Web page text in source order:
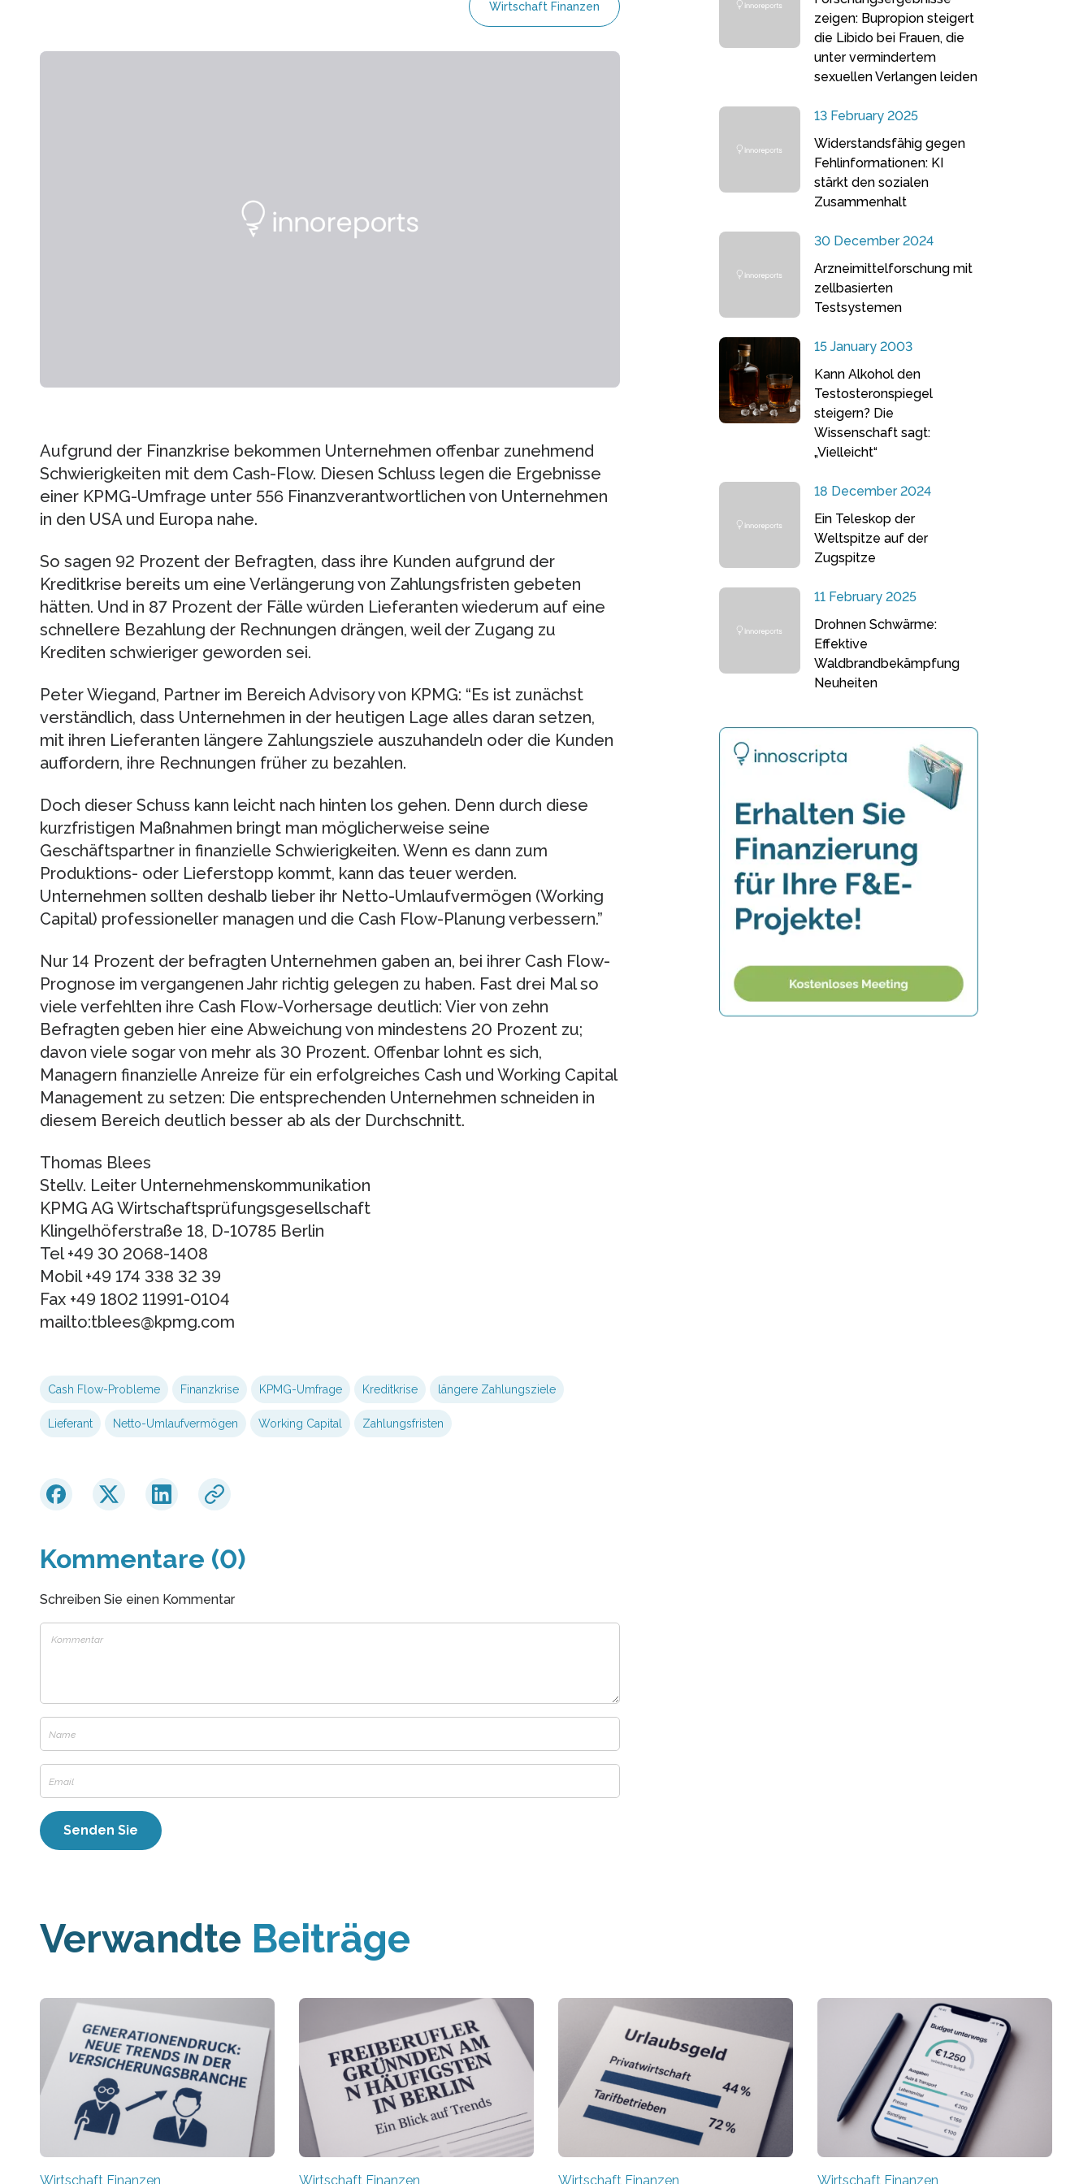
Wirtschaft Finanzen
Aufgrund der Finanzkrise bekommen Unternehmen offenbar zunehmend
Schwierigkeiten mit dem Cash-Flow. Diesen Schluss legen die Ergebnisse
einer KPMG-Umfrage unter 556 Finanzverantwortlichen von Unternehmen
in den USA und Europa nahe.
So sagen 92 Prozent der Befragten, dass ihre Kunden aufgrund der
Kreditkrise bereits um eine Verlängerung von Zahlungsfristen gebeten
hätten. Und in 87 Prozent der Fälle würden Lieferanten wiederum auf eine
schnellere Bezahlung der Rechnungen drängen, weil der Zugang zu
Krediten schwieriger geworden sei.
Peter Wiegand, Partner im Bereich Advisory von KPMG: “Es ist zunächst
verständlich, dass Unternehmen in der heutigen Lage alles daran setzen,
mit ihren Lieferanten längere Zahlungsziele auszuhandeln oder die Kunden
auffordern, ihre Rechnungen früher zu bezahlen.
Doch dieser Schuss kann leicht nach hinten los gehen. Denn durch diese
kurzfristigen Maßnahmen bringt man möglicherweise seine
Geschäftspartner in finanzielle Schwierigkeiten. Wenn es dann zum
Produktions- oder Lieferstopp kommt, kann das teuer werden.
Unternehmen sollten deshalb lieber ihr Netto-Umlaufvermögen (Working
Capital) professioneller managen und die Cash Flow-Planung verbessern.”
Nur 14 Prozent der befragten Unternehmen gaben an, bei ihrer Cash Flow-
Prognose im vergangenen Jahr richtig gelegen zu haben. Fast drei Mal so
viele verfehlten ihre Cash Flow-Vorhersage deutlich: Vier von zehn
Befragten geben hier eine Abweichung von mindestens 20 Prozent zu;
davon viele sogar von mehr als 30 Prozent. Offenbar lohnt es sich,
Managern finanzielle Anreize für ein erfolgreiches Cash und Working Capital
Management zu setzen: Die entsprechenden Unternehmen schneiden in
diesem Bereich deutlich besser ab als der Durchschnitt.
Thomas Blees
Stellv. Leiter Unternehmenskommunikation
KPMG AG Wirtschaftsprüfungsgesellschaft
Klingelhöferstraße 18, D-10785 Berlin
Tel +49 30 2068-1408
Mobil +49 174 338 32 39
Fax +49 1802 11991-0104
mailto:tblees@kpmg.com
Cash Flow-Probleme Finanzkrise KPMG-Umfrage Kreditkrise längere Zahlungsziele
Lieferant Netto-Umlaufvermögen Working Capital Zahlungsfristen
Kommentare (0)
Schreiben Sie einen Kommentar
zeigen: Bupropion steigert
die Libido bei Frauen, die
unter vermindertem
sexuellen Verlangen leiden
13 February 2025
Widerstandsfähig gegen
Fehlinformationen: KI
stärkt den sozialen
Zusammenhalt
30 December 2024
Arzneimittelforschung mit
zellbasierten
Testsystemen
15 January 2003
Kann Alkohol den
Testosteronspiegel
steigern? Die
Wissenschaft sagt:
„Vielleicht“
18 December 2024
Ein Teleskop der
Weltspitze auf der
Zugspitze
11 February 2025
Drohnen Schwärme:
Effektive
Waldbrandbekämpfung
Neuheiten
Verwandte Beiträge
Wirtschaft Finanzen Wirtschaft Finanzen Wirtschaft Finanzen Wirtschaft Finanzen